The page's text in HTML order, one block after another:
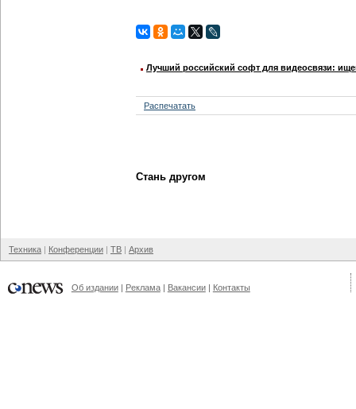
Лучший российский софт для видеосвязи:
Распечатать
Стань другом
Техника Конференции ТВ Архив
Об издании Реклама Вакансии Контакты